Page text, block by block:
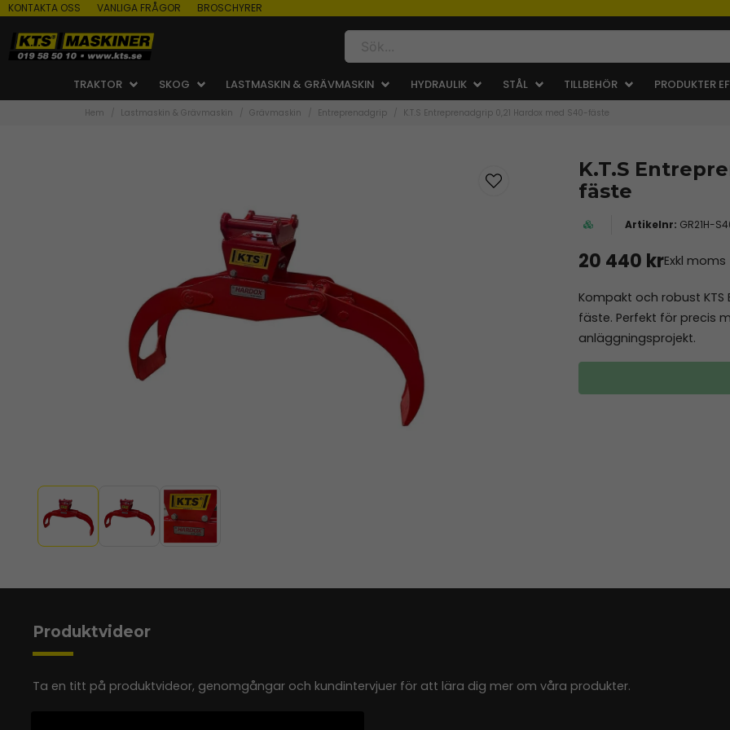
KONTAKTA OSS VANLIGA FRÅGOR BROSCHYRER
TRAKTOR SKOG LASTMASKIN & GRÄVMASKIN HYDRAULIK STÅL TILLBEHÖR PRODUKTER
Hem Lastmaskin & Grävmaskin Grävmaskin Entreprenadgrip K.T.S Entreprenadgrip 0,21 Hardox med S40-fäste
K.T.S
fäste
GR21H-
20 440 krExkl moms
Kompakt och robust
fäste. Perfekt för precis
anläggningsprojekt.
Produktvideor
Ta en titt på produktvideor, genomgångar och kundintervjuer för att lära dig mer om våra produkter.